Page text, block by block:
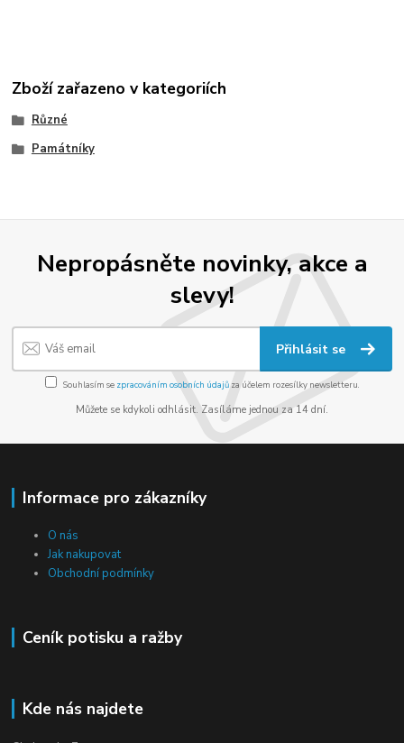
Zboží zařazeno v kategoriích
Různé
Památníky
Nepropásněte novinky, akce a
slevy!
Přihlásit se
Souhlasím se zpracováním osobních údajůza účelem rozesílky newsletteru.
Můžete se kdykoli odhlásit. Zasíláme jednou za 14 dní.
Informace pro zákazníky
O nás
Jak nakupovat
Obchodní podmínky
Ceník potisku a ražby
Kde nás najdete